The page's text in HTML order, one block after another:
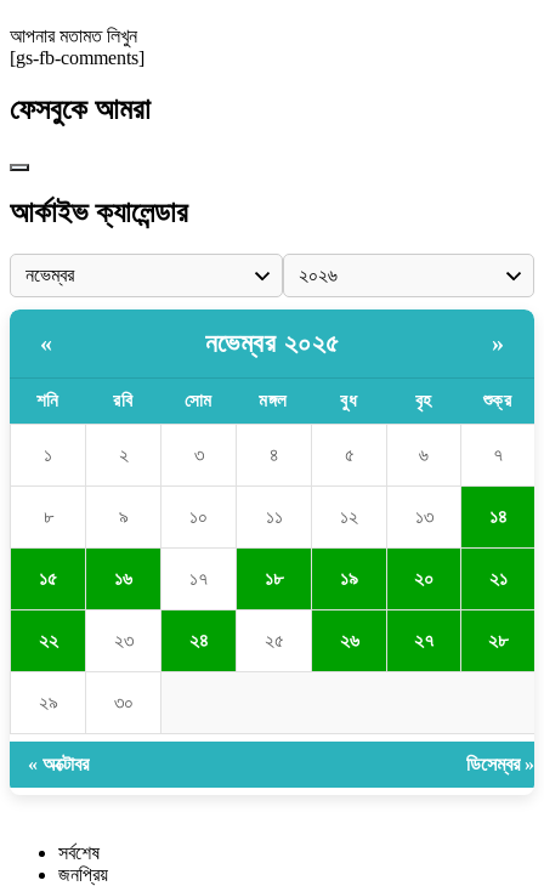
আপনার মতামত লিখুন
[gs-fb-comments]
ফেসবুকে আমরা
আর্কাইভ ক্যালেন্ডার
« নভেম্বর ২০২৫ »
শনি রবি সোম মঙ্গল বুধ বৃহ শুক্র
১ ২ ৩ ৪ ৫ ৬ ৭
৮ ৯ ১০ ১১ ১২ ১৩ ১৪
১৫ ১৬ ১৭ ১৮ ১৯ ২০ ২১
২২ ২৩ ২৪ ২৫ ২৬ ২৭ ২৮
২৯ ৩০
« অক্টোবর ডিসেম্বর »
সর্বশেষ
জনপ্রিয়